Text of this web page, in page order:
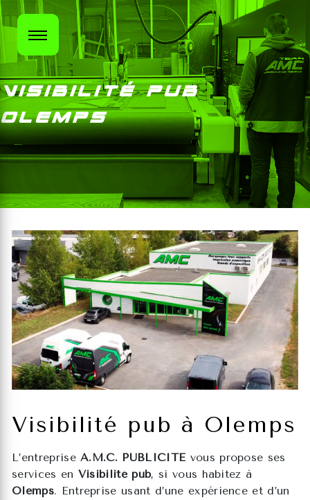
Visibilité pub
Olemps
Visibilité pub à Olemps
L’entrepriseA.M.C. PUBLICITE vous propose ses
services en Visibilité pub, si vous habitez à
Olemps. Entreprise usant d’une expérience et d’un
Panneau de gestion des cookies